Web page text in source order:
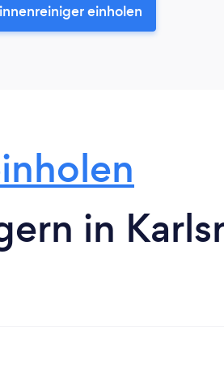
einholen
in